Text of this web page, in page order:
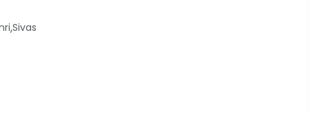
,Sivas